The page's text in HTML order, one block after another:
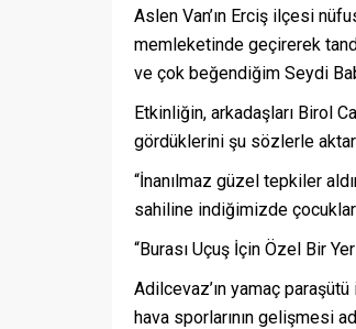
Aslen Van’ın Erciş ilçesi
memleketinde geçirerek
ve çok beğendiğim Seydi
Etkinliğin, arkadaşları Birol
gördüklerini şu sözlerle
“İnanılmaz güzel tepkiler
sahiline indiğimizde
“Burası Uçuş İçin Özel Bir
Adilcevaz’ın yamaç
hava sporlarının gelişmesi